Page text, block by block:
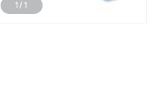
1 / 1